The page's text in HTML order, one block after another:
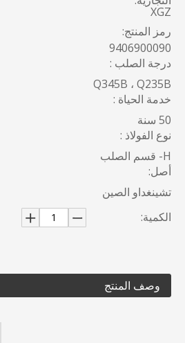
XGZ
رمز المنتج:
9406900090
درجة الصلب :
Q345B ، Q235B
خدمة الحياة :
50 سنة
نوع الفولاذ :
H- قسم الصلب
أصل:
تشينغداو الصين
الكمية:
وصف المنتج